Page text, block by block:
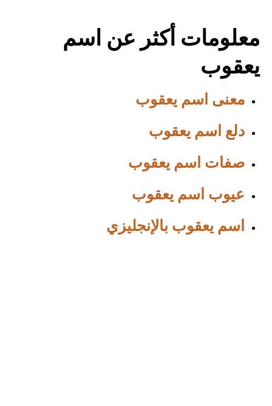
معلومات أكثر عن اسم
يعقوب
معنى اسم يعقوب
دلع اسم يعقوب
صفات اسم يعقوب
عيوب اسم يعقوب
اسم يعقوب بالإنجليزي